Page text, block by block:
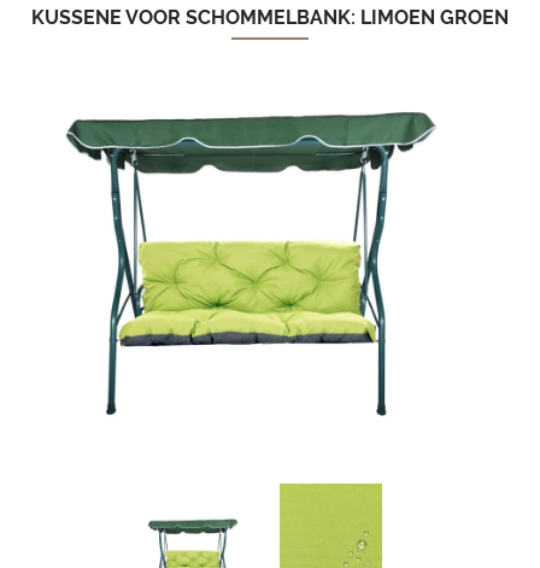
KUSSENE VOOR SCHOMMELBANK: LIMOEN GROEN